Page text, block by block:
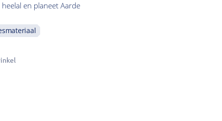
en planeet Aarde